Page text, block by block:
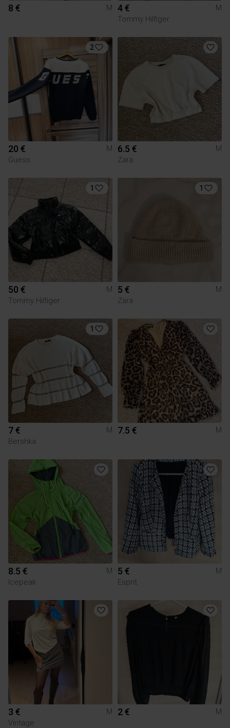
8 € M 4 €
M
Tommy Hilfiger
2
20 €
M
Guess
6.5 €
M
Zara
1
50 €
M
Tommy Hilfiger
1
5 €
M
Zara
1
7 €
M
Bershka
7.5 € M
8.5 €
M
Icepeak
5 €
M
Esprit
3 €
M
Vintage
2 € M